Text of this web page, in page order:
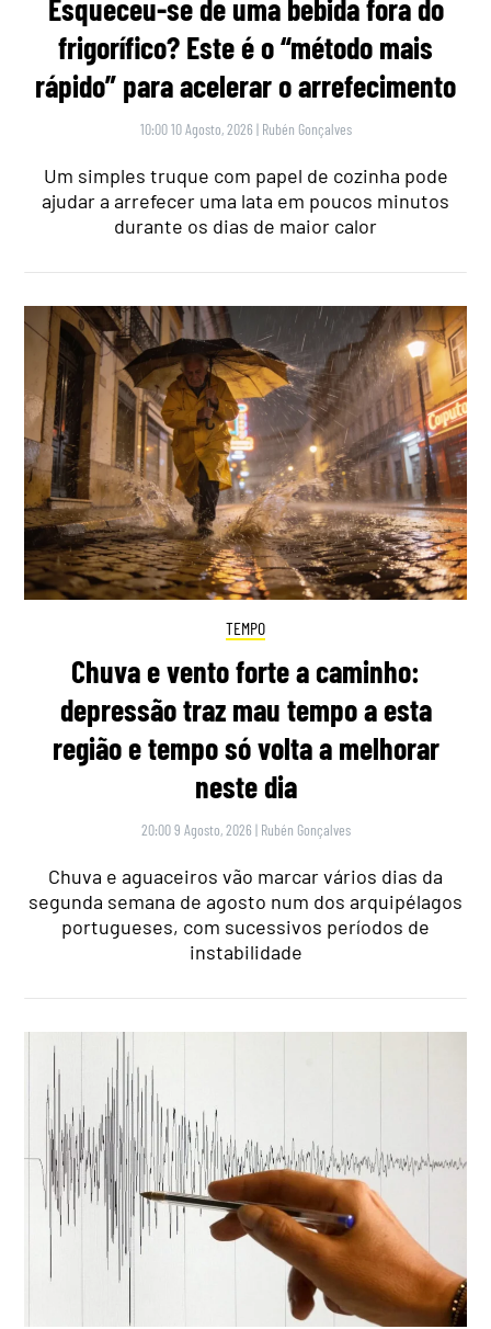
Esqueceu-se de uma bebida fora do
frigorífico? Este é o “método mais
rápido” para acelerar o arrefecimento
10:00 10 Agosto, 2026 | Rubén Gonçalves
Um simples truque com papel de cozinha pode
ajudar a arrefecer uma lata em poucos minutos
durante os dias de maior calor
TEMPO
Chuva e vento forte a caminho:
depressão traz mau tempo a esta
região e tempo só volta a melhorar
neste dia
20:00 9 Agosto, 2026 | Rubén Gonçalves
Chuva e aguaceiros vão marcar vários dias da
segunda semana de agosto num dos arquipélagos
portugueses, com sucessivos períodos de
instabilidade